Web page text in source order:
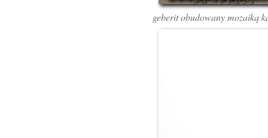
geberit obudowany mozaiką